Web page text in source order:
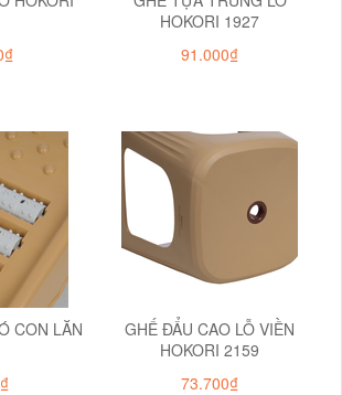
HOKORI 1927
91.000₫
CON LĂN
GHẾ ĐẨU CAO LỖ VIỀN
HOKORI 2159
73.700₫